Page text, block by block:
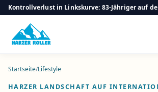
Kontrollverlust in Linkskurve: 83-Jähriger auf
Startseite/Lifestyle
HARZER LANDSCHAFT AUF